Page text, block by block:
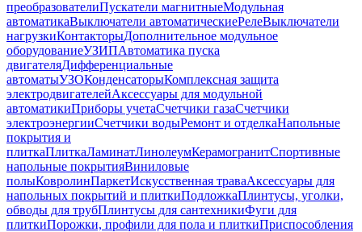
преобразователиПускатели магнитныеМодульная
автоматикаВыключатели автоматическиеРелеВыключатели
нагрузкиКонтакторыДополнительное модульное
оборудованиеУЗИПАвтоматика пуска
двигателяДифференциальные
автоматыУЗОКонденсаторыКомплексная защита
электродвигателейАксессуары для модульной
автоматикиПриборы учетаСчетчики газаСчетчики
электроэнергииСчетчики водыРемонт и отделкаНапольные
покрытия и
плиткаПлиткаЛаминатЛинолеумКерамогранитСпортивные
напольные покрытияВиниловые
полыКовролинПаркетИскусственная траваАксессуары для
напольных покрытий и плиткиПодложкаПлинтусы, уголки,
обводы для трубПлинтусы для сантехникиФуги для
плиткиПорожки, профили для пола и плиткиПриспособления